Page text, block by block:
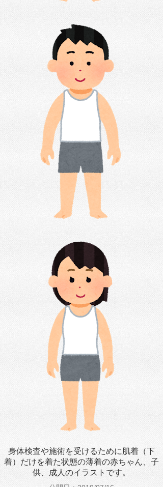
身体検査や施術を受けるために肌着（下
着）だけを着た状態の薄着の赤ちゃん、子
供、成人のイラストです。